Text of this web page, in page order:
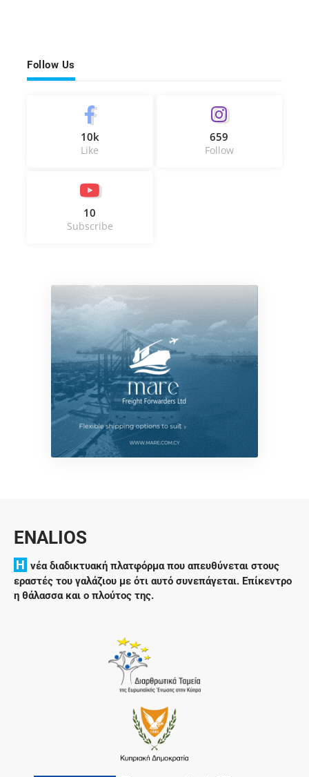
Follow Us
10k
Like
659
Follow
10
Subscribe
ENALIOS
H νέα διαδικτυακή πλατφόρμα που απευθύνεται στους
εραστές του γαλάζιου με ότι αυτό συνεπάγεται. Επίκεντρο
η θάλασσα και ο πλούτος της.